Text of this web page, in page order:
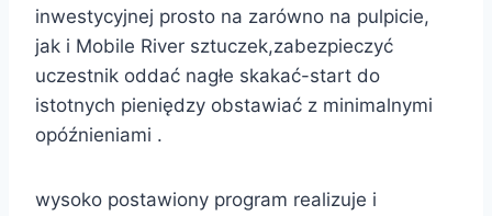
inwestycyjnej prosto na zarówno na pulpicie,
jak i Mobile River sztuczek,zabezpieczyć
uczestnik oddać nagłe skakać-start do
istotnych pieniędzy obstawiać z minimalnymi
opóźnieniami .
wysoko postawiony program realizuje i